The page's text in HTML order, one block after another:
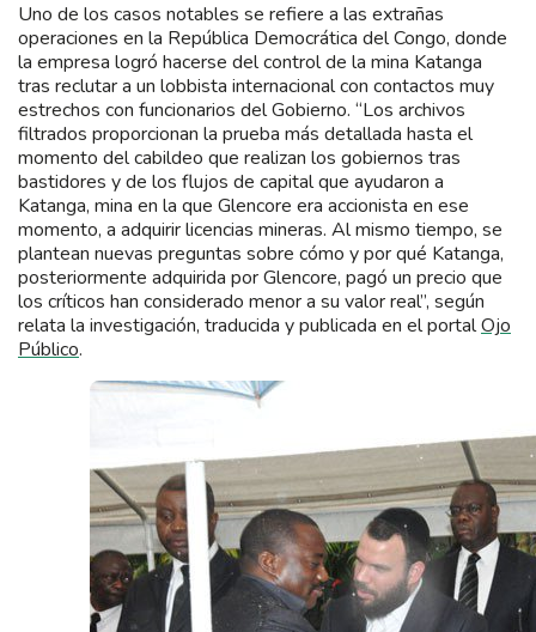
Uno de los casos notables se refiere a las extrañas
operaciones en la República Democrática del Congo, donde
la empresa logró hacerse del control de la mina Katanga
tras reclutar a un lobbista internacional con contactos muy
estrechos con funcionarios del Gobierno. “Los archivos
filtrados proporcionan la prueba más detallada hasta el
momento del cabildeo que realizan los gobiernos tras
bastidores y de los flujos de capital que ayudaron a
Katanga, mina en la que Glencore era accionista en ese
momento, a adquirir licencias mineras. Al mismo tiempo, se
plantean nuevas preguntas sobre cómo y por qué Katanga,
posteriormente adquirida por Glencore, pagó un precio que
los críticos han considerado menor a su valor real”, según
relata la investigación, traducida y publicada en el portalOjo
Público.